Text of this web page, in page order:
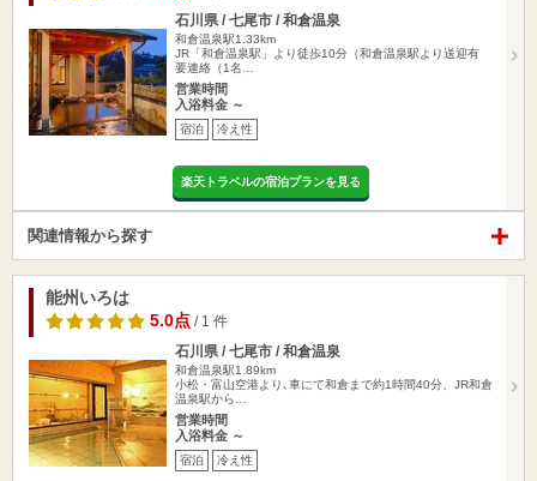
石川県 / 七尾市 / 和倉温泉
和倉温泉駅1.33km
JR「和倉温泉駅」より徒歩10分（和倉温泉駅より送迎有
要連絡（1名…
営業時間
入浴料金 ～
宿泊 冷え性
楽天トラベルの宿泊プランを見る
関連情報から探す
能州いろは
5.0点 / 1 件
石川県 / 七尾市 / 和倉温泉
和倉温泉駅1.89km
小松・富山空港より､車にて和倉まで約1時間40分、JR和倉
温泉駅から…
営業時間
入浴料金 ～
宿泊 冷え性